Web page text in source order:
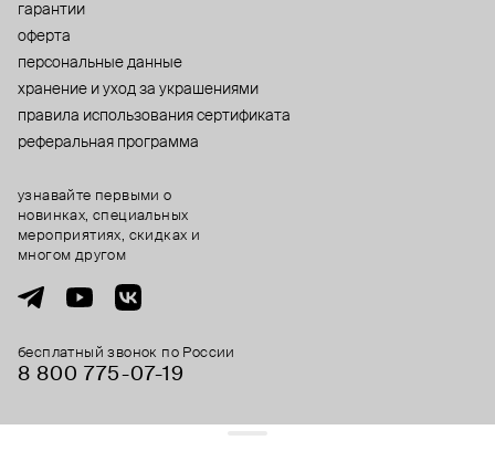
гарантии
оферта
персональные данные
хранение и уход за украшениями
правила использования сертификата
реферальная программа
бесплатный звонок по России
8 800 775⁠-07⁠-19
узнавайте первыми о
новинках, специальных
мероприятиях, скидках и
многом другом